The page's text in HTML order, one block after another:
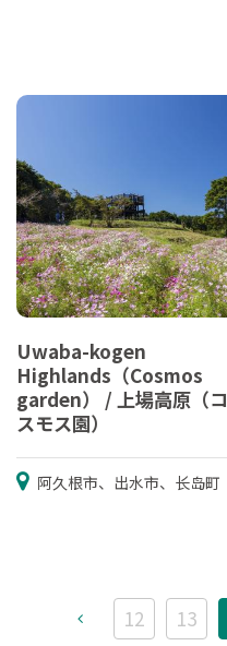
Uwaba-kogen
Highlands（Cosmos
garden） / 上場高原（コ
スモス園）
阿久根市、出水市、长岛町
12 13